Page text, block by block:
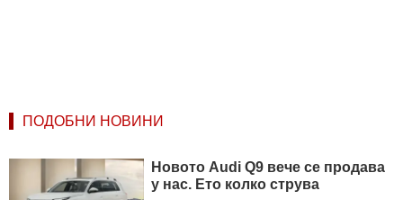
ПОДОБНИ НОВИНИ
Новото Audi Q9 вече се продава
у нас. Ето колко струва